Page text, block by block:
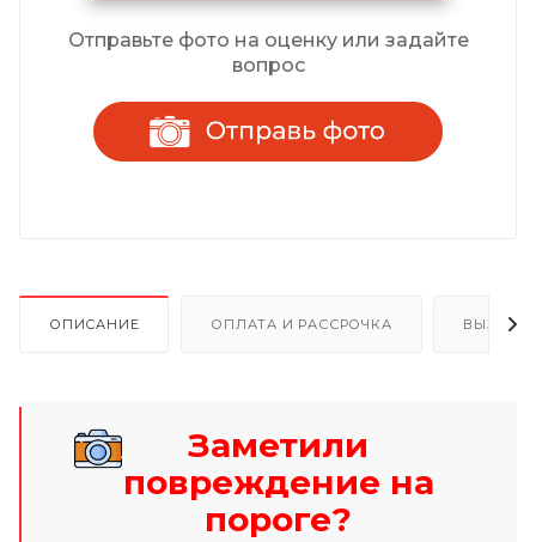
Отправьте фото на оценку или задайте
вопрос
ОПИСАНИЕ ОПЛАТА И РАССРОЧКА ВЫЗОВ
Заметили
повреждение на
пороге?